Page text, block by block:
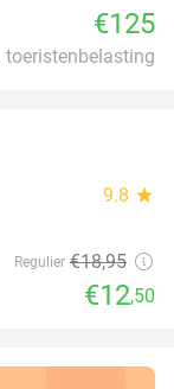
€125
toeristenbelasting
9.8 star
Regulier €18,95
€12,50